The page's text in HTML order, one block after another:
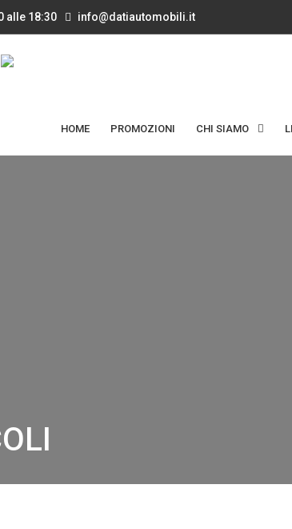
alle 18:30 info@datiautomobili.it
HOME PROMOZIONI CHI SIAMO